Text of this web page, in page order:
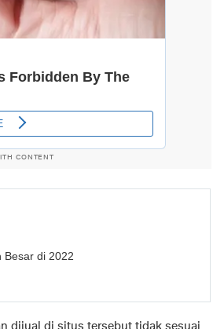
CONTENT
Besar di 2022
dijual di situs tersebut tidak sesuai